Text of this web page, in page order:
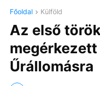
Főoldal Külföld
Az első
Űrállomásra